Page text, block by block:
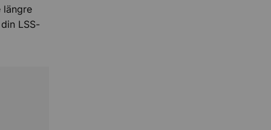
längre
LSS-